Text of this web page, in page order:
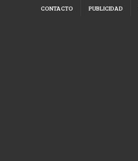
CONTACTO PUBLICIDAD